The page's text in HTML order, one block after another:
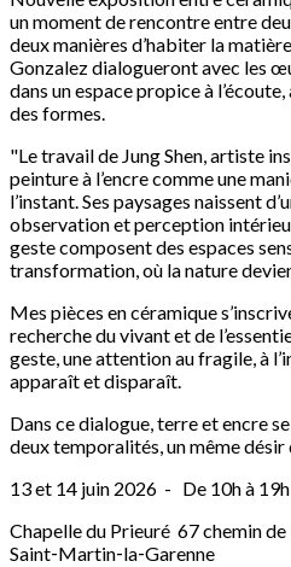
un moment de rencontre entre
deux manières d’habiter la
Gonzalez dialogueront avec les
dans un espace propice à
des formes.
"Le travail de Jung Shen, artiste
peinture à l’encre comme une
l’instant. Ses paysages naissent
observation et perception
geste composent des espaces
transformation, où la nature
Mes pièces en céramique
recherche du vivant et de
geste, une attention au fragile, à
apparaît et disparaît.
Dans ce dialogue, terre et encre
deux temporalités, un même
13 et 14 juin 2026 - De 10h à 19h
Chapelle du Prieuré 67 chemin
Saint‑Martin‑la‑Garenne